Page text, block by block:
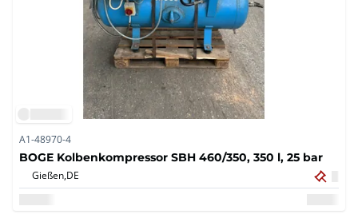
A1-48970-4
BOGE Kolbenkompressor SBH 460/350, 350 l, 25 bar
Gießen,DE